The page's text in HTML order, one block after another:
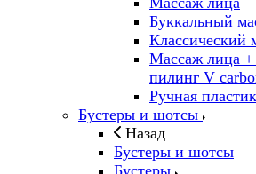
Буккальный
Классический
Массаж лица
пилинг V
Ручная
Бустеры и шотсы
Назад
Бустеры и шотсы
Бустеры